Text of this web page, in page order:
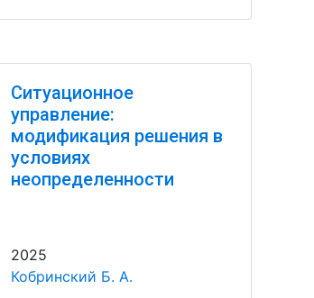
Ситуационное
управление:
модификация решения в
условиях
неопределенности
2025
Кобринский Б. А.